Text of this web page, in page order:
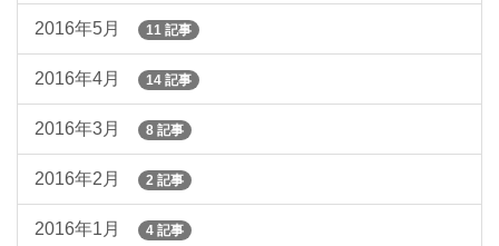
2016年5月 11 記事
2016年4月 14 記事
2016年3月 8 記事
2016年2月 2 記事
2016年1月 4 記事